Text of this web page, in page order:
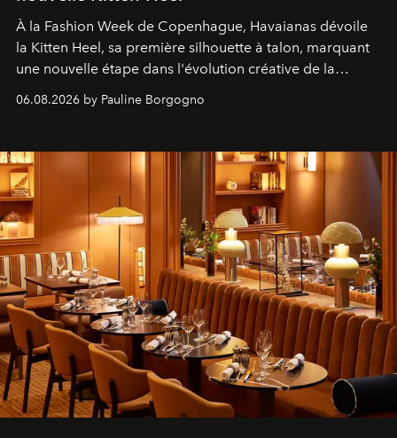
À la Fashion Week de Copenhague, Havaianas dévoile
la Kitten Heel, sa première silhouette à talon, marquant
une nouvelle étape dans l'évolution créative de la
06.08.2026 by Pauline Borgogno